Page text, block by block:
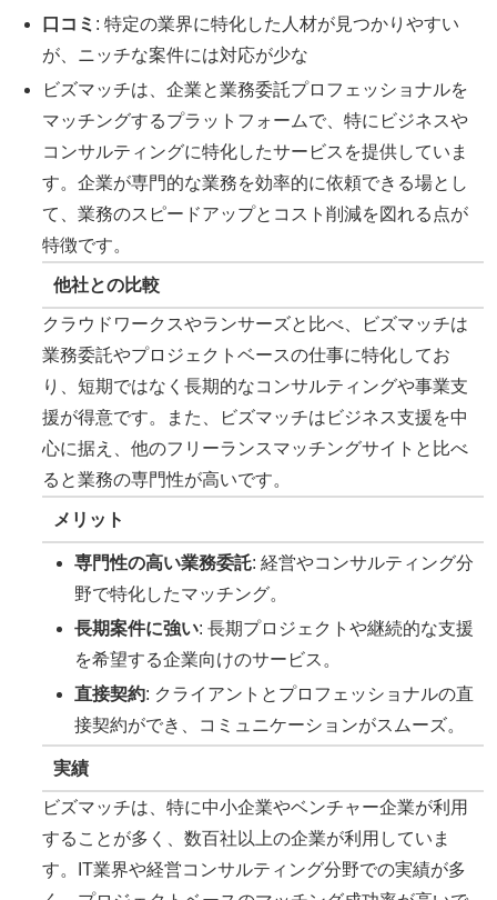
口コミ : 特定の業界に特化した人材が見つかりやすい
が、ニッチな案件には対応が少な
ビズマッチは、企業と業務委託プロフェッショナルを
マッチングするプラットフォームで、特にビジネスや
コンサルティングに特化したサービスを提供していま
す。企業が専門的な業務を効率的に依頼できる場とし
て、業務のスピードアップとコスト削減を図れる点が
特徴です。
他社との比較
クラウドワークスやランサーズと比べ、ビズマッチは
業務委託やプロジェクトベースの仕事に特化してお
り、短期ではなく長期的なコンサルティングや事業支
援が得意です。また、ビズマッチはビジネス支援を中
心に据え、他のフリーランスマッチングサイトと比べ
ると業務の専門性が高いです。
メリット
専門性の高い業務委託: 経営やコンサルティング分
野で特化したマッチング。
長期案件に強い: 長期プロジェクトや継続的な支援
を希望する企業向けのサービス。
直接契約: クライアントとプロフェッショナルの直
接契約ができ、コミュニケーションがスムーズ。
実績
ビズマッチは、特に中小企業やベンチャー企業が利用
することが多く、数百社以上の企業が利用していま
す。IT業界や経営コンサルティング分野での実績が多